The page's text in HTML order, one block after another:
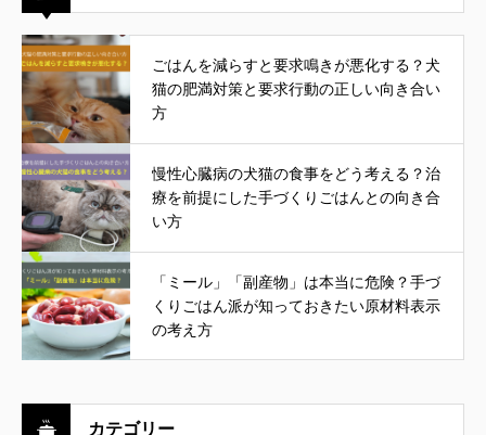
ごはんを減らすと要求鳴きが悪化する？犬
猫の肥満対策と要求行動の正しい向き合い
方
慢性心臓病の犬猫の食事をどう考える？治
療を前提にした手づくりごはんとの向き合
い方
「ミール」「副産物」は本当に危険？手づ
くりごはん派が知っておきたい原材料表示
の考え方
カテゴリー